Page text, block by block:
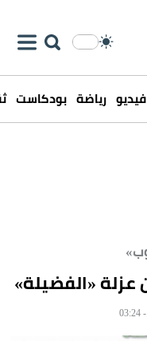
فيديو رياضة بودكاست
عزلة «الفضيلة»